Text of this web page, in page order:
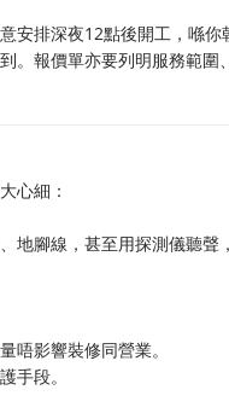
安排深夜12點後開工，喺
。報價單亦要列明服務範圍
心細：
地腳線，甚至用探測儀聽聲
唔影響裝修同營業。
手段。